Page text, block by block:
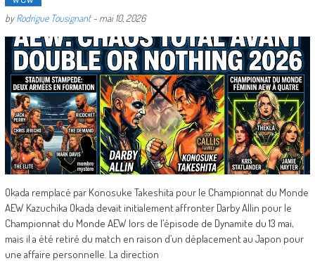
byRodrigue Tousignant- mai 10, 2026
Okada remplacé par Konosuke Takeshita pour le Championnat du Monde
AEW Kazuchika Okada devait initialement affronter Darby Allin pour le
Championnat du Monde AEW lors de l’épisode de Dynamite du 13 mai,
mais il a été retiré du match en raison d’un déplacement au Japon pour
une affaire personnelle. La direction